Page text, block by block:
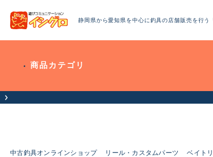
静岡県から愛知県を中心に釣具の店舗販売を行
商品カテゴリ
中古釣具オンラインショップ リール・カスタムパーツ ベイト